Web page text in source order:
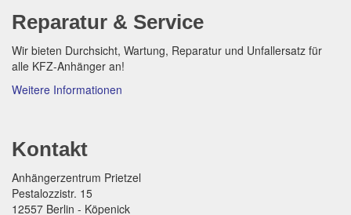
Reparatur & Service
Wir bieten Durchsicht, Wartung, Reparatur und Unfallersatz für
alle KFZ-Anhänger an!
Weitere Informationen
Kontakt
Anhängerzentrum Prietzel
Pestalozzistr. 15
12557 Berlin - Köpenick